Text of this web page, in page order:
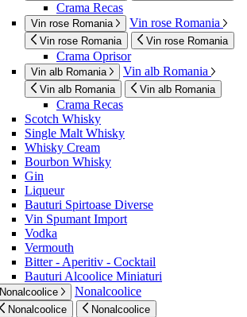
Crama Recas
Vin rose Romania Vin rose Romania
Vin rose Romania Vin rose Romania
Crama Oprisor
Vin alb Romania Vin alb Romania
Vin alb Romania Vin alb Romania
Crama Recas
Scotch Whisky
Single Malt Whisky
Whisky Cream
Bourbon Whisky
Gin
Liqueur
Bauturi Spirtoase Diverse
Vin Spumant Import
Vodka
Vermouth
Bitter - Aperitiv - Cocktail
Bauturi Alcoolice Miniaturi
Nonalcoolice Nonalcoolice
Nonalcoolice Nonalcoolice